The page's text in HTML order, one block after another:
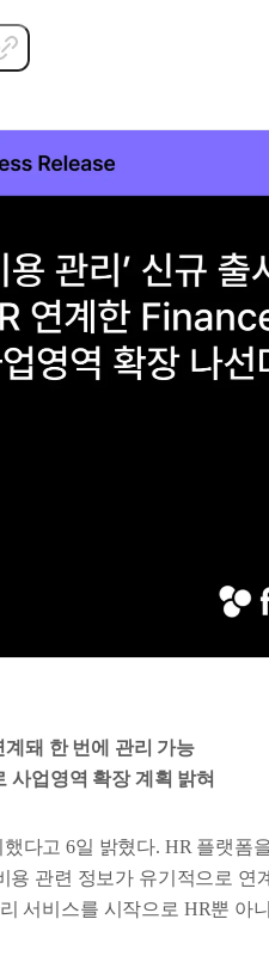
돼 한 번에 관리 가능
사업영역 확장 계획 밝혀
다고 6일 밝혔다. HR 플랫폼
용 관련 정보가 유기적으로 연
서비스를 시작으로 HR뿐 아